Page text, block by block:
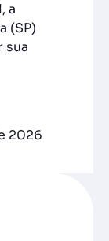
a
(SP)
sua
2026